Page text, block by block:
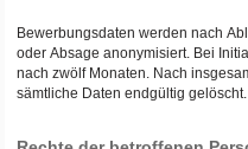
Bewerbungsdaten werden nach
oder Absage anonymisiert. Bei
nach zwölf Monaten. Nach
sämtliche Daten endgültig gelöscht.